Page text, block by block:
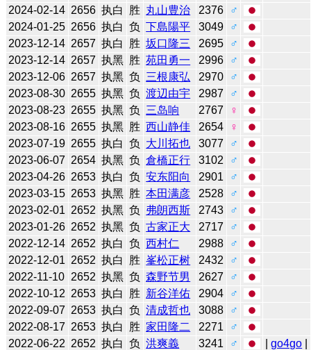
2024-02-14 2656 执白 胜 丸山豊治 2376
♂
2024-01-25 2656 执白 负 下島陽平 3049
♂
2023-12-14 2657 执白 胜 坂口隆三 2695
♂
2023-12-14 2657 执黑 胜 苑田勇一 2996
♂
2023-12-06 2657 执黑 负 三根康弘 2970
♂
2023-08-30 2655 执黑 负 渡辺由宇 2987
♂
2023-08-23 2655 执黑 负 三岛响 2767
♀
2023-08-16 2655 执黑 胜 西山静佳 2654
♀
2023-07-19 2655 执白 负 大川拓也 3077
♂
2023-06-07 2654 执黑 负 倉橋正行 3102
♂
2023-04-26 2653 执白 负 安东阳向 2901
♂
2023-03-15 2653 执黑 胜 本田满彦 2528
♂
2023-02-01 2652 执黑 负 弗朗西斯 2743
♂
2023-01-26 2652 执黑 负 古家正大 2717
♂
2022-12-14 2652 执白 负 西村仁 2988
♂
2022-12-01 2652 执白 胜 峯松正树 2432
♂
2022-11-10 2652 执黑 负 森野节男 2627
♂
2022-10-12 2653 执白 胜 新谷洋佑 2904
♂
2022-09-07 2653 执白 负 清成哲也 3088
♂
2022-08-17 2653 执白 胜 家田隆二 2271
♂
2022-06-22 2652 执白 负 洪爽義 3241 ♂ |go4go